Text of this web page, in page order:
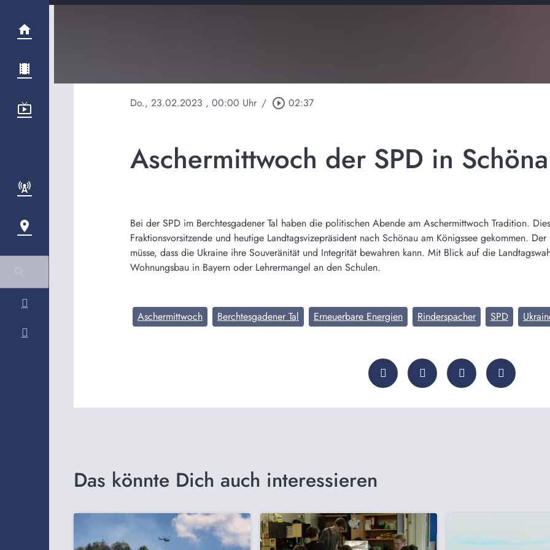
Do., 23.02.2023 , 00:00 Uhr / play_circle_outline 02:37
Aschermittwoch der SPD in
Bei der SPD im Berchtesgadener Tal haben die politischen Abende am Aschermittwoch Tradition.
Fraktionsvorsitzende und heutige Landtagsvizepräsident nach Schönau am Königssee gekommen.
müsse, dass die Ukraine ihre Souveränität und Integrität bewahren kann. Mit Blick auf die
Wohnungsbau in Bayern oder Lehrermangel an den Schulen.
Aschermittwoch Berchtesgadener Tal Erneuerbare Energien Rinderspacher SPD
Das könnte Dich auch interessieren